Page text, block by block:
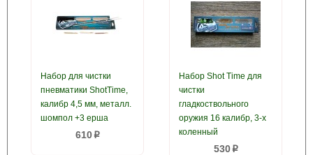
Набор для чистки
пневматики ShotTime,
калибр 4,5 мм, металл.
шомпол +3 ерша
610p
Набор Shot Time для
чистки
гладкоствольного
оружия 16 калибр, 3-х
коленный
530p